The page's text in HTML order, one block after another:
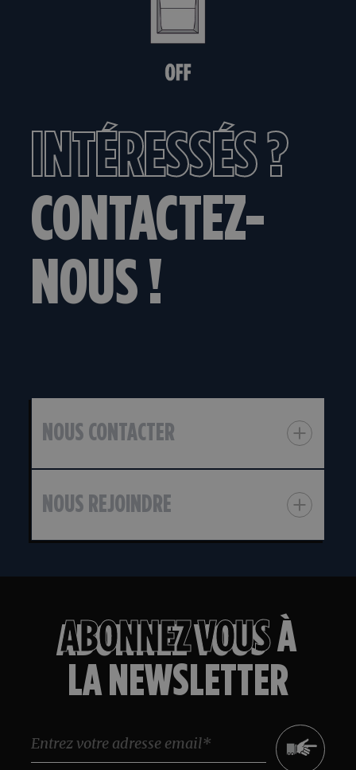
INTÉRESSÉS ?
CONTACTEZ-
NOUS !
NOUS CONTACTER
Message
NOUS REJOINDRE
ABONNEZ VOUSÀ
LA NEWSLETTER